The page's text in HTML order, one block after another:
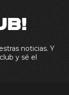
noticias. Y
y sé el